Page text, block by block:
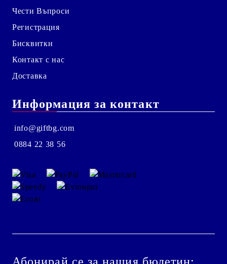
Чести Въпроси
Регистрация
Бисквитки
Контакт с нас
Доставка
Информация за контакт
info@giftbg.com
0884 22 38 56